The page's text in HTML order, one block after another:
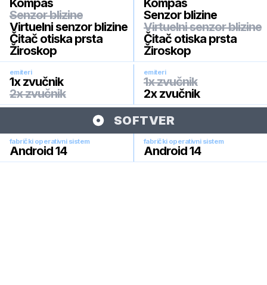
Kompas
Senzor blizine
Virtuelni senzor blizine
Čitač otiska prsta
Žiroskop
Kompas
Senzor blizine
Virtuelni senzor blizine
Čitač otiska prsta
Žiroskop
emiteri
1x zvučnik
2x zvučnik
emiteri
1x zvučnik
2x zvučnik
SOFTVER
fabrički operativni sistem
Android 14
fabrički operativni sistem
Android 14